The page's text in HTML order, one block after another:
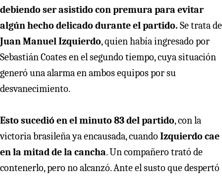
debiendo ser asistido con premura para evitar
algún hecho delicado durante el partido. Se trata de
Juan Manuel Izquierdo, quien había ingresado por
Sebastián Coates en el segundo tiempo, cuya situación
generó una alarma en ambos equipos por su
desvanecimiento.
Esto sucedió en el minuto 83 del partido, con la
victoria brasileña ya encausada, cuando Izquierdo cae
en la mitad de la cancha. Un compañero trató de
contenerlo, pero no alcanzó. Ante el susto que despertó